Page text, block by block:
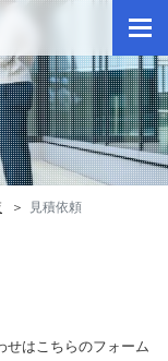
見積依頼
せはこちらのフォーム